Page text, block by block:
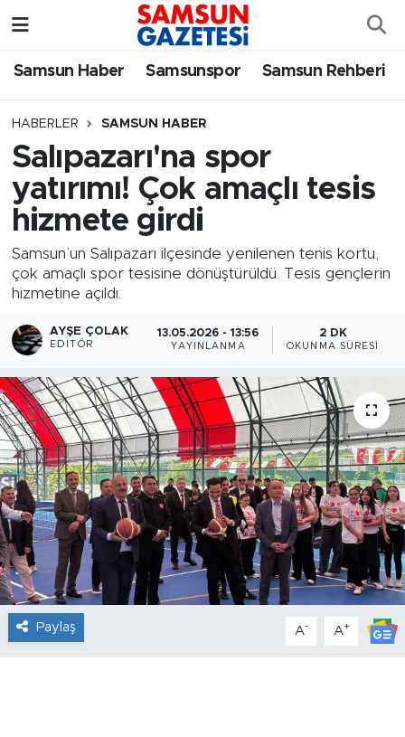
Samsun Haber Samsunspor Samsun Rehberi
HABERLER SAMSUN HABER
Salıpazarı'na spor
yatırımı! Çok amaçlı tesis
hizmete girdi
Samsun’un Salıpazarı ilçesinde yenilenen tenis kortu,
çok amaçlı spor tesisine dönüştürüldü. Tesis gençlerin
hizmetine açıldı.
AYŞE ÇOLAK
EDITÖR
13.05.2026 - 13:56
YAYINLANMA
2 DK
OKUNMA SÜRESI
Paylaş A- A+
Samsun Haber
Samsun Rehberi
Resmi İlanlar
Samsun Nöbetçi Eczaneler
SAMSUN Namaz Vakitleri
Samsun Trafik Yoğunluk Haritası
Süper Lig Puan Durumu ve Fikstür
Tüm Manşetler
Son Dakika Haberleri
Haber Arşivi